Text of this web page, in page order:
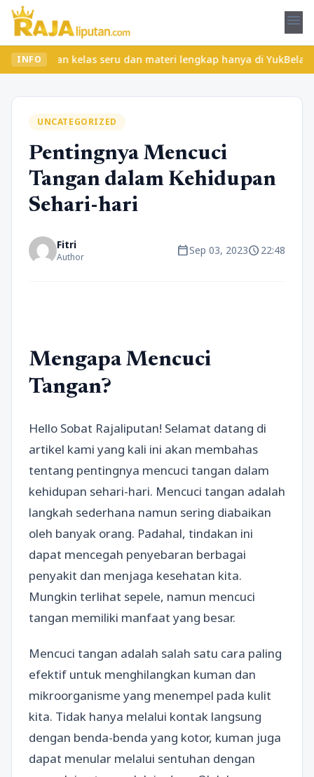
menu
INFOkelas seru dan materi lengkap hanya di
UNCATEGORIZED
Pentingnya Mencuci
Tangan dalam Kehidupan
Sehari-hari
Fitri
Author calendar_todaySep 03, 2023schedule22:48
Mengapa Mencuci
Tangan?
Hello Sobat Rajaliputan! Selamat datang di
artikel kami yang kali ini akan membahas
tentang pentingnya mencuci tangan dalam
kehidupan sehari-hari. Mencuci tangan adalah
langkah sederhana namun sering diabaikan
oleh banyak orang. Padahal, tindakan ini
dapat mencegah penyebaran berbagai
penyakit dan menjaga kesehatan kita.
Mungkin terlihat sepele, namun mencuci
tangan memiliki manfaat yang besar.
Mencuci tangan adalah salah satu cara paling
efektif untuk menghilangkan kuman dan
mikroorganisme yang menempel pada kulit
kita. Tidak hanya melalui kontak langsung
dengan benda-benda yang kotor, kuman juga
dapat menular melalui sentuhan dengan